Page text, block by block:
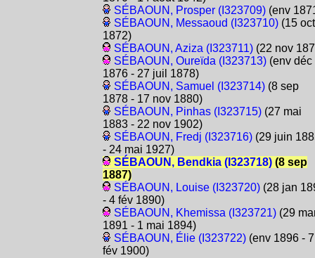
SÉBAOUN, Prosper (I323709)(env
SÉBAOUN, Messaoud (I323710)(15 oct
1872)
SÉBAOUN, Aziza (I323711)(22 nov
SÉBAOUN, Oureïda (I323713)(env déc
1876 - 27 juil 1878)
SÉBAOUN, Samuel (I323714)(8 sep
1878 - 17 nov 1880)
SÉBAOUN, Pinhas (I323715)(27 mai
1883 - 22 nov 1902)
SÉBAOUN, Fredj (I323716)(29 juin
- 24 mai 1927)
SÉBAOUN, Bendkia (I323718)(8 sep
1887)
SÉBAOUN, Louise (I323720)(28 jan
- 4 fév 1890)
SÉBAOUN, Khemissa (I323721)(29
1891 - 1 mai 1894)
SÉBAOUN, Élie (I323722)(env 1896 - 7
fév 1900)